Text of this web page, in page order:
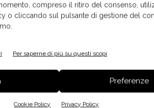
compreso il ritiro del consenso,
o cliccando sul pulsante di gestione del
Per saperne di più su questi scopi
Preferenze
Cookie Policy Privacy Policy